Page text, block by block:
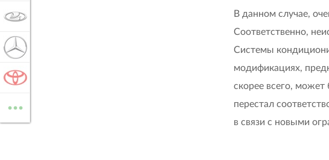
В данном случае,
Соответственно,
Системы
модификациях,
скорее всего,
перестал
в связи с новыми
...